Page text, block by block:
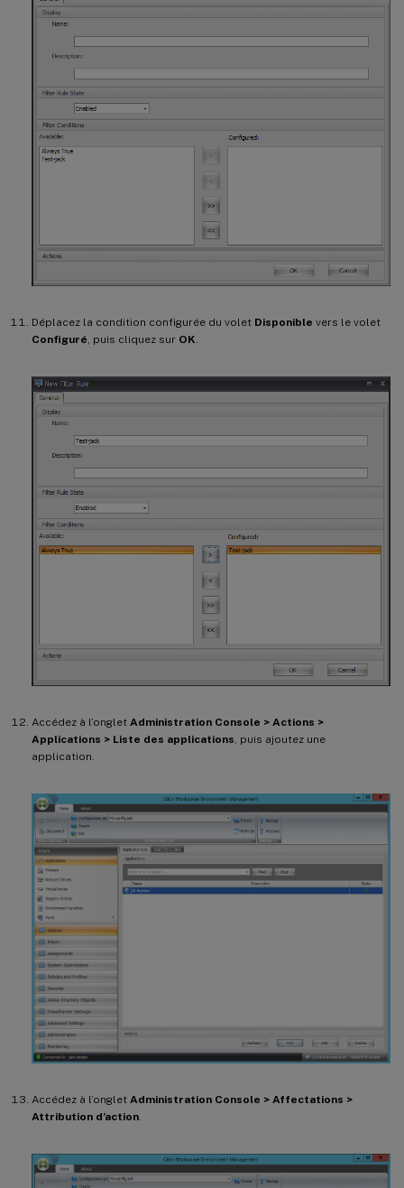
Déplacez la condition configurée du volet Disponible vers le volet
Configuré, puis cliquez sur OK.
Accédez à l’onglet Administration Console > Actions >
Applications > Liste des applications, puis ajoutez une
application.
Accédez à l’onglet Administration Console > Affectations >
Attribution d’action.